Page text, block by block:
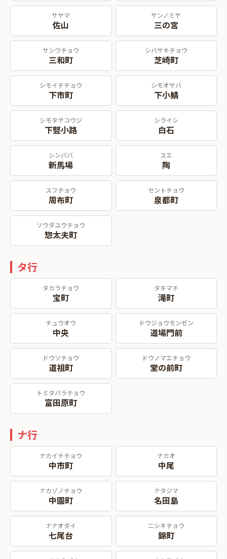
サヤマ
佐山
サンノミヤ
三の宮
サンワチョウ
三和町
シバサキチョウ
芝崎町
シモイチチョウ
下市町
シモオサバ
下小鯖
シモタテコウジ
下竪小路
シライシ
白石
シンババ
新馬場
スエ
陶
スフチョウ
周布町
セントチョウ
泉都町
ソウダユウチョウ
惣太夫町
タ行
タカラチョウ
宝町
タキマチ
滝町
チュウオウ
中央
ドウジョウモンゼン
道場門前
ドウソチョウ
道祖町
ドウノマエチョウ
堂の前町
トミタバラチョウ
富田原町
ナ行
ナカイチチョウ
中市町
ナカオ
中尾
ナカゾノチョウ
中園町
ナタジマ
名田島
ナナオダイ
七尾台
ニシキチョウ
錦町